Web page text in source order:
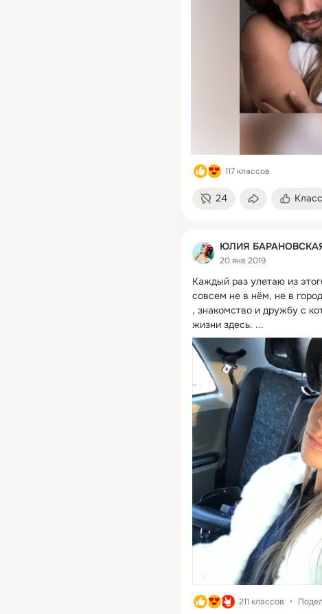
117 классов
24 Класс
ЮЛИЯ
20 янв 2019
Каждый раз улетаю из
совсем не в нём, не в
, знакомство и дружбу с
жизни здесь. ...
211 классов